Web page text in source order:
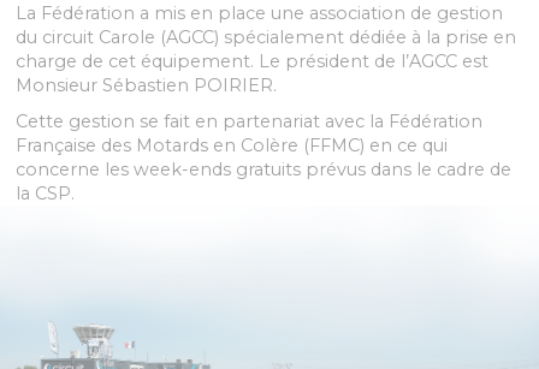
La Fédération a mis en place une association de gestion
du circuit Carole (AGCC) spécialement dédiée à la prise en
charge de cet équipement. Le président de l’AGCC est
Monsieur Sébastien POIRIER.
Cette gestion se fait en partenariat avec la Fédération
Française des Motards en Colère (FFMC) en ce qui
concerne les week-ends gratuits prévus dans le cadre de
la CSP.